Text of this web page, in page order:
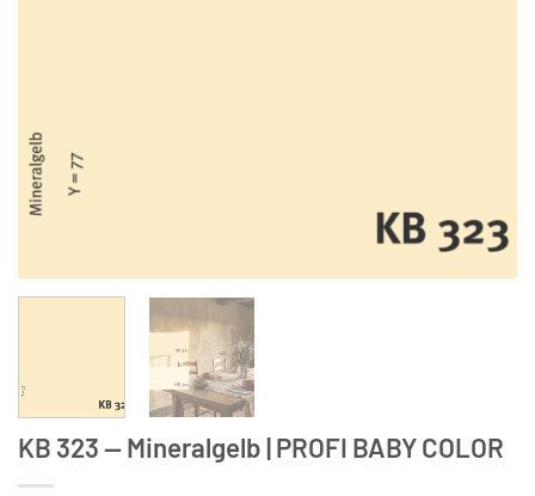
KB 323 — Mineralgelb | PROFI BABY COLOR